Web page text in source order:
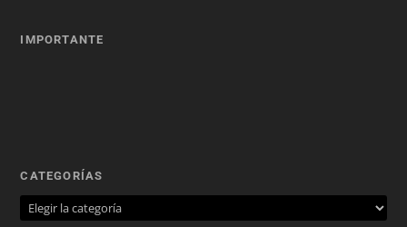
IMPORTANTE
CATEGORÍAS